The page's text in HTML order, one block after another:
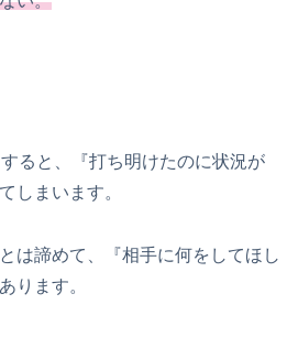
ると、『打ち明けたのに状況が
しまいます。
は諦めて、『相手に何をしてほし
ります。